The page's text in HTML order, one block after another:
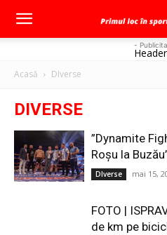
-
Acasă DIverse
DIVERSE
”Dynamite
Roșu la
DIverse mai 15,
FOTO |
de km pe